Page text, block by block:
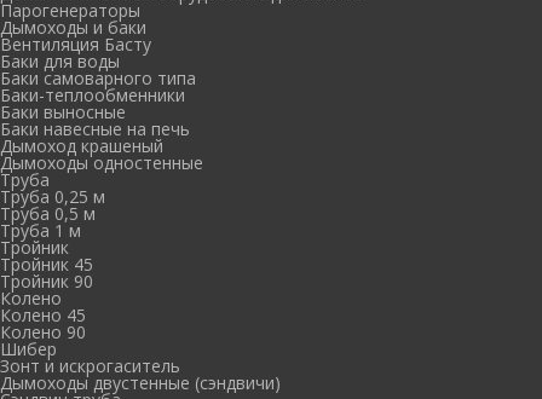
Парогенераторы
Дымоходы и баки
Вентиляция Басту
Баки для воды
Баки самоварного типа
Баки-теплообменники
Баки выносные
Баки навесные на печь
Дымоход крашеный
Дымоходы одностенные
Труба
Труба 0,25 м
Труба 0,5 м
Труба 1 м
Тройник
Тройник 45
Тройник 90
Колено
Колено 45
Колено 90
Шибер
Зонт и искрогаситель
Дымоходы двустенные (сэндвичи)